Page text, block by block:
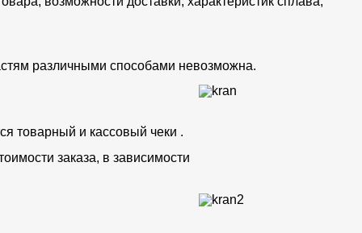
различными способами невозможна.
товарный и кассовый чеки .
заказа, в зависимости